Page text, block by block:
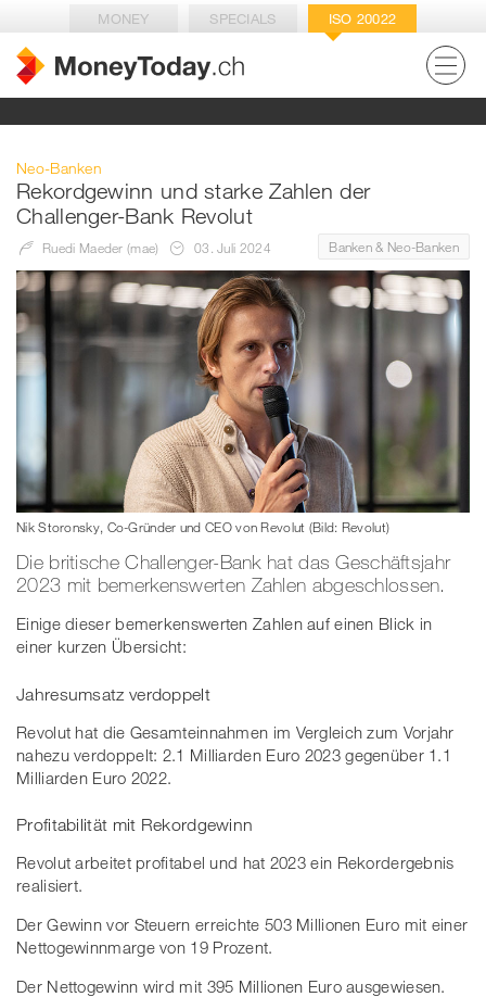
MONEY SPECIALS ISO 20022
Neo-Banken
Rekordgewinn und starke Zahlen der
Challenger-Bank Revolut
Ruedi Maeder (mae) 03. Juli 2024 Banken & Neo-Banken
Nik Storonsky, Co-Gründer und CEO von Revolut (Bild: Revolut)
Die britische Challenger-Bank hat das Geschäftsjahr
2023 mit bemerkenswerten Zahlen abgeschlossen.
Einige dieser bemerkenswerten Zahlen auf einen Blick in
einer kurzen Übersicht:
Jahresumsatz verdoppelt
Revolut hat die Gesamteinnahmen im Vergleich zum Vorjahr
nahezu verdoppelt: 2.1 Milliarden Euro 2023 gegenüber 1.1
Milliarden Euro 2022.
Profitabilität mit Rekordgewinn
Revolut arbeitet profitabel und hat 2023 ein Rekordergebnis
realisiert.
Der Gewinn vor Steuern erreichte 503 Millionen Euro mit einer
Nettogewinnmarge von 19 Prozent.
Der Nettogewinn wird mit 395 Millionen Euro ausgewiesen.